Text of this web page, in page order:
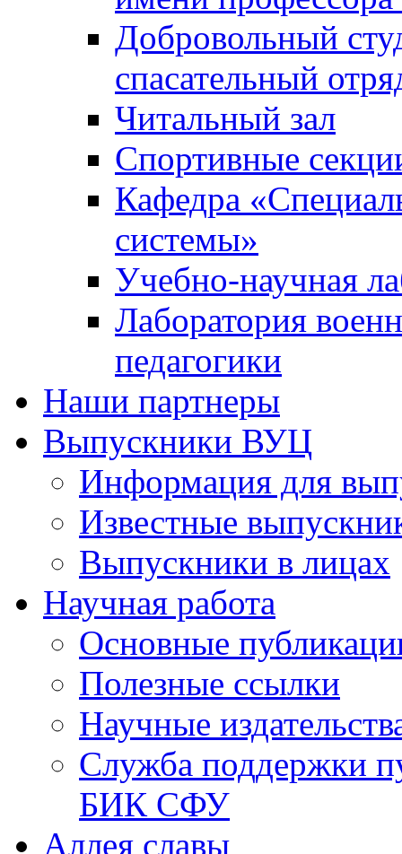
Добровольный
спасательный
Читальный зал
Спортивные
Кафедра
системы»
Учебно-научная
Лаборатория
педагогики
Наши партнеры
Выпускники ВУЦ
Информация для
Известные
Выпускники в лицах
Научная работа
Основные
Полезные ссылки
Научные
Служба поддержки
БИК СФУ
Аллея славы